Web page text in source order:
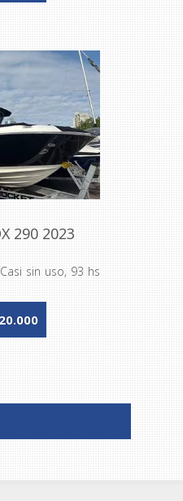
290 2023
sin uso, 93 hs